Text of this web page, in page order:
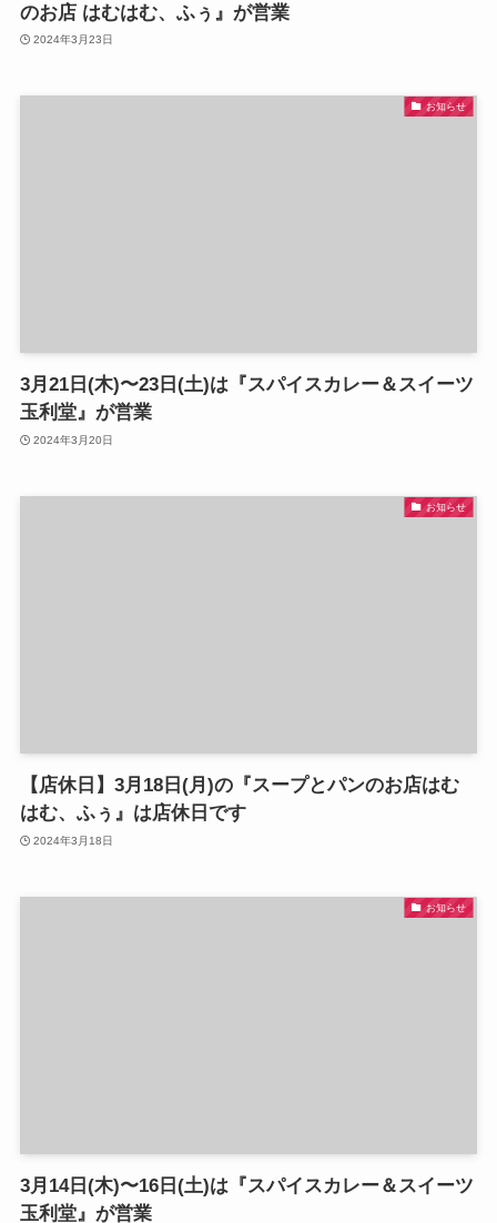
のお店 はむはむ、ふぅ』が営業
2024年3月23日
お知らせ
3月21日(木)〜23日(土)は『スパイスカレー＆スイーツ
玉利堂』が営業
2024年3月20日
お知らせ
【店休日】3月18日(月)の『スープとパンのお店はむ
はむ、ふぅ』は店休日です
2024年3月18日
お知らせ
3月14日(木)〜16日(土)は『スパイスカレー＆スイーツ
玉利堂』が営業